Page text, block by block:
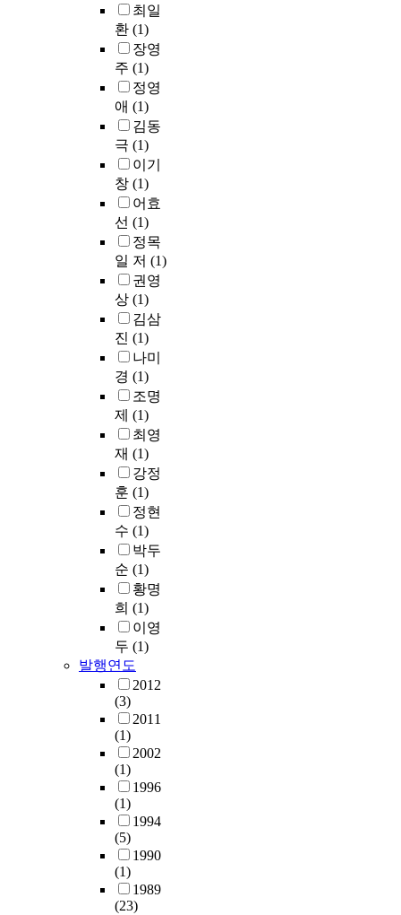
최일
환 (1)
장영
주 (1)
정영
애 (1)
김동
극 (1)
이기
창 (1)
어효
선 (1)
정목
일 저 (1)
권영
상 (1)
김삼
진 (1)
나미
경 (1)
조명
제 (1)
최영
재 (1)
강정
훈 (1)
정현
수 (1)
박두
순 (1)
황명
희 (1)
이영
두 (1)
발행연도
2012
(3)
2011
(1)
2002
(1)
1996
(1)
1994
(5)
1990
(1)
1989
(23)